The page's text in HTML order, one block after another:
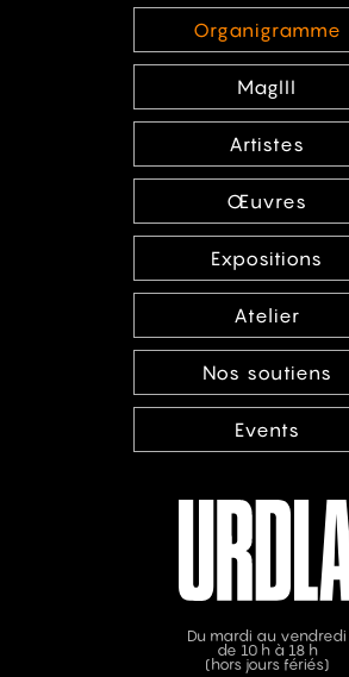
Organigramme
MagIII
Artistes
Œuvres
Expositions
Atelier
Nos soutiens
Events
Du mardi au vendredi
de 10 h à 18 h
(hors jours fériés)